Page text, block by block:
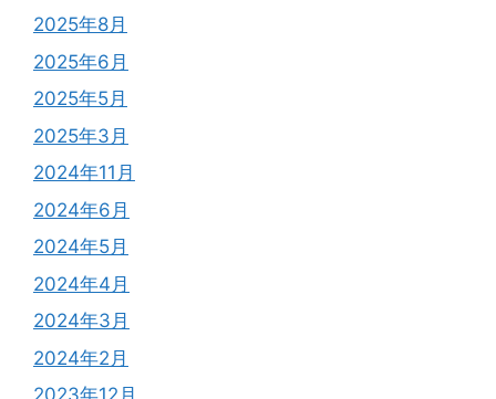
2025年8月
2025年6月
2025年5月
2025年3月
2024年11月
2024年6月
2024年5月
2024年4月
2024年3月
2024年2月
2023年12月